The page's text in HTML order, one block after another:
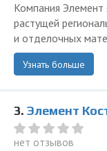
Компания
растущей
и отделочных
Узнать больше
3. Элемент
нет отзывов